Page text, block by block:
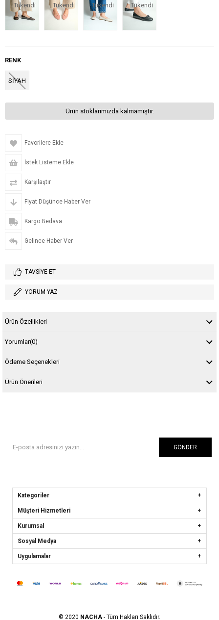
Tükendi Tükendi Tükendi Tükendi
RENK
SİYAH
Ürün stoklarımızda kalmamıştır.
Favorilere Ekle
İstek Listeme Ekle
Karşılaştır
Fiyat Düşünce Haber Ver
Kargo Bedava
Gelince Haber Ver
TAVSIYE ET
YORUM YAZ
Ürün Özellikleri
Yorumlar(0)
Ödeme Seçenekleri
Ürün Önerileri
GÖNDER
Kategoriler
Müşteri Hizmetleri
Kurumsal
Sosyal Medya
Uygulamalar
© 2020 NACHA - Tüm Hakları Saklıdır.